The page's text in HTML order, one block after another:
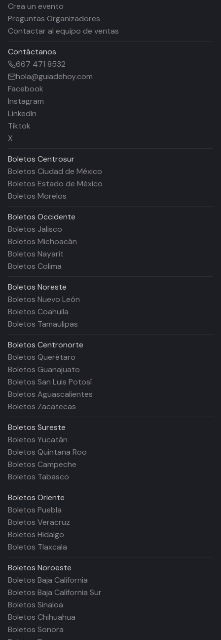
Crea un evento
Preguntas Organizadores
Contactar al equipo de ventas
Contáctanos
667 471 8532
hola@guiadehoy.com
Facebook
Instagram
LinkedIn
Tiktok
X
Boletos Centrosur
Boletos Ciudad de México
Boletos Estado de México
Boletos Morelos
Boletos Occidente
Boletos Jalisco
Boletos Michoacán
Boletos Nayarit
Boletos Colima
Boletos Noreste
Boletos Nuevo León
Boletos Coahuila
Boletos Tamaulipas
Boletos Centronorte
Boletos Querétaro
Boletos Guanajuato
Boletos San Luis Potosí
Boletos Aguascalientes
Boletos Zacatecas
Boletos Sureste
Boletos Yucatán
Boletos Quintana Roo
Boletos Campeche
Boletos Tabasco
Boletos Oriente
Boletos Puebla
Boletos Veracruz
Boletos Hidalgo
Boletos Tlaxcala
Boletos Noroeste
Boletos Baja California
Boletos Baja California Sur
Boletos Sinaloa
Boletos Chihuahua
Boletos Sonora